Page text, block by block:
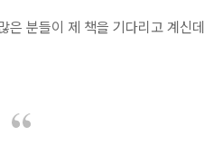
은 분들이 제 책을 기다리고 계신데